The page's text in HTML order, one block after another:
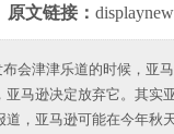
原文链接：
津津乐道的时候，亚马
马逊决定放弃它。其
，亚马逊可能在今年秋